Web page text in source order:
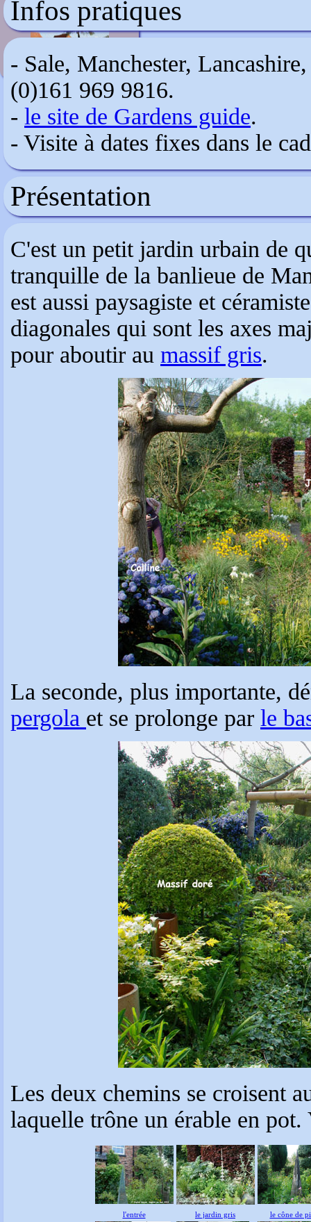
Le jardin Plume
Infos pratiques
- Sale, Manchester,
(0)161 969 9816.
- le site de Gardens guide.
- Visite à dates fixes dans le
Présentation
C'est un petit jardin urbain de
tranquille de la banlieue de
est aussi paysagiste et
diagonales qui sont les axes
pour aboutir au massif gris.
La seconde, plus importante,
pergola et se prolonge par le
Les deux chemins se croisent
laquelle trône un érable en
l'entrée le jardin gris le cône de